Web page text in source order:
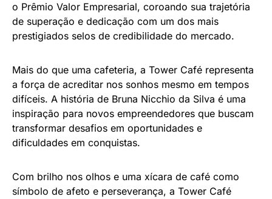
o Prêmio Valor Empresarial, coroando sua trajetória
de superação e dedicação com um dos mais
prestigiados selos de credibilidade do mercado.
Mais do que uma cafeteria, a Tower Café representa
a força de acreditar nos sonhos mesmo em tempos
difíceis. A história de Bruna Nicchio da Silva é uma
inspiração para novos empreendedores que buscam
transformar desafios em oportunidades e
dificuldades em conquistas.
Com brilho nos olhos e uma xícara de café como
símbolo de afeto e perseverança, a Tower Café